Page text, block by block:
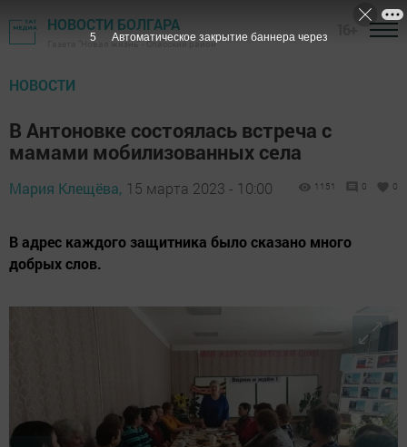
НОВОСТИ БОЛГАРА
Газета "Новая жизнь" - Спасский район
НОВОСТИ
В Антоновке состоялась встреча с
мамами мобилизованных села
Мария Клещёва, 15 марта 2023 - 10:00 1151 0 0
В адрес каждого защитника было сказано много
добрых слов.
4 Автоматическое закрытие баннера через